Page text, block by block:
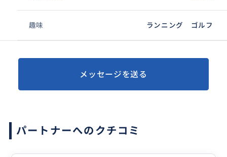
趣味 ランニング ゴルフ
メッセージを送る
パートナーへのクチコミ